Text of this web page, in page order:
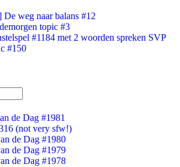
weg naar balans #12
topic #3
#1184 met 2 woorden spreken SVP
#150
de Dag #1981
(not very sfw!)
de Dag #1980
de Dag #1979
de Dag #1978